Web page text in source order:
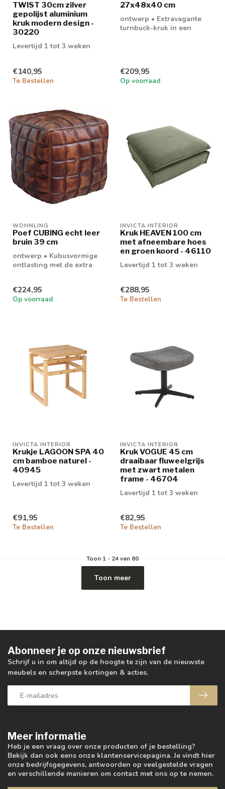
TWIST 30cm zilver
gepolijst aluminium
kruk modern design -
30220
Levertijd 1 tot 3 weken
€140,95
Te Bestellen
27x48x40 cm
ontwerp • Extravagante
turnbuck-kruk in een
€209,95
Op voorraad
WOHNLING
Poef CUBING echt leer
bruin 39 cm
ontwerp • Kubusvormige
ontlasting met de extra
€224,95
Op voorraad
INVICTA INTERIOR
Kruk HEAVEN 100 cm
met afneembare hoes
en groen koord - 46110
Levertijd 1 tot 3 weken
€288,95
Te Bestellen
INVICTA INTERIOR
Krukje LAGOON SPA 40
cm bamboe naturel -
40945
Levertijd 1 tot 3 weken
€91,95
Te Bestellen
INVICTA INTERIOR
Kruk VOGUE 45 cm
draaibaar fluweelgrijs
met zwart metalen
frame - 46704
Levertijd 1 tot 3 weken
€82,95
Te Bestellen
Toon 1- 24van 80
Toon meer
Meer informatie
Heb je een vraag over onze producten of je bestelling?
Bekijk dan ook eens onze klantenservicepagina. Je vindt hier
onze bedrijfsgegevens, antwoorden op veelgestelde vragen
en verschillende manieren om contact met ons op te nemen.
Abonneer je op onze nieuwsbrief
Schrijf u in om altijd op de hoogte te zijn van de nieuwste
meubels en scherpste kortingen & acties.